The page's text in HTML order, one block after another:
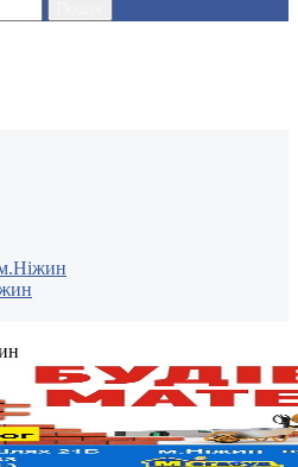
м.Ніжин